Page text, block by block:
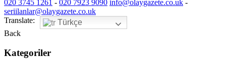
020 3745 1261 - 020 7923 9090 info@olaygazete.co.uk -
seriilanlar@olaygazete.co.uk
Translate:
Türkçe
Back
Kategoriler